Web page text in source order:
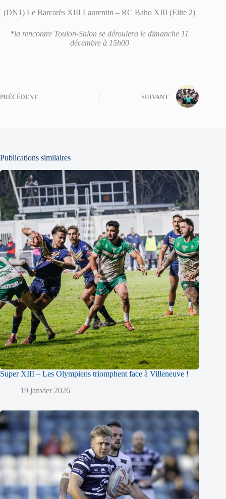
(DN1) Le Barcarès XIII Laurentin – RC Baho XIII (Elite 2)
*la rencontre Toulon-Salon se déroulera le dimanche 11
décembre à 15h00
PRÉCÉDENT SUIVANT
Publications similaires
Super XIII – Les Olympiens triomphent face à Villeneuve !
19 janvier 2026